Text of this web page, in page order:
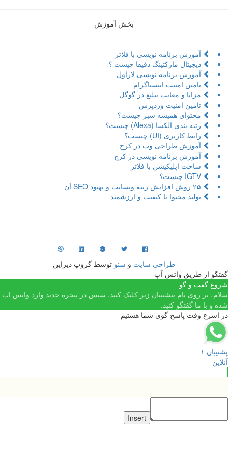
بخش آموزش
آموزش برنامه نویسی با فلاتر
دیجیتال مارکتینگ دقیقا چیست ؟
آموزش برنامه نویسی لاراول
تامین امنیت اینستاگرام
مزایا و معایب تبلیغ در گوگل
تامین امنیت وردپرس
محتوای همیشه سبز چیست؟
رتبه بندی الکسا (Alexa) چیست؟
رابط کاربری (UI) چیست؟
آموزش طراحی وب در کرج
آموزش برنامه نویسی در کرج
ساخت اپلیکیشن با فلاتر
IGTV چیست؟
۲۵ روش افزایش رتبه وبسایت و بهبود SEO آن
تولید محتوا با کیفیت و ارزشمند
طراحی سایت و سئو توسط گروپ دیزاین
از طریق واتس آپ
گفت و گو
بر روی نام پیشتیبان زیر کلیک کنید. سپس در پنجره جدید وارد واتس اپ
و با ما گفتگو کنید.
اسرع وقت پاسخ گوی شما هستیم
۱
Insert